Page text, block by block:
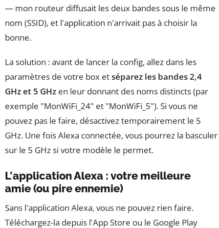
— mon routeur diffusait les deux bandes sous le même
nom (SSID), et l'application n'arrivait pas à choisir la
bonne.
La solution : avant de lancer la config, allez dans les
paramètres de votre box etséparez les bandes 2,4
GHz et 5 GHz en leur donnant des noms distincts (par
exemple "MonWiFi_24" et "MonWiFi_5"). Si vous ne
pouvez pas le faire, désactivez temporairement le 5
GHz. Une fois Alexa connectée, vous pourrez la basculer
sur le 5 GHz si votre modèle le permet.
L'application Alexa : votre meilleure
amie (ou pire ennemie)
Sans l'application Alexa, vous ne pouvez rien faire.
Téléchargez-la depuis l'App Store ou le Google Play